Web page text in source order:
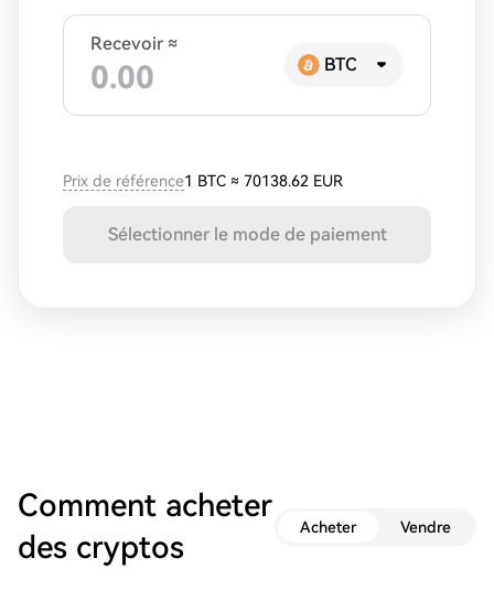
Recevoir ≈
BTC
Prix de référence1 BTC ≈ 70138.62 EUR
Sélectionner le mode de paiement
Comment acheter
des cryptos
Acheter Vendre